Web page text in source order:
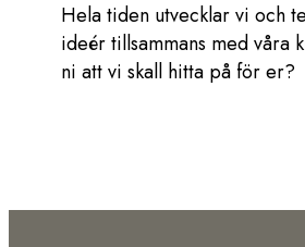
Hela tiden utvecklar vi och
ideér tillsammans med våra
ni att vi skall hitta på för er?